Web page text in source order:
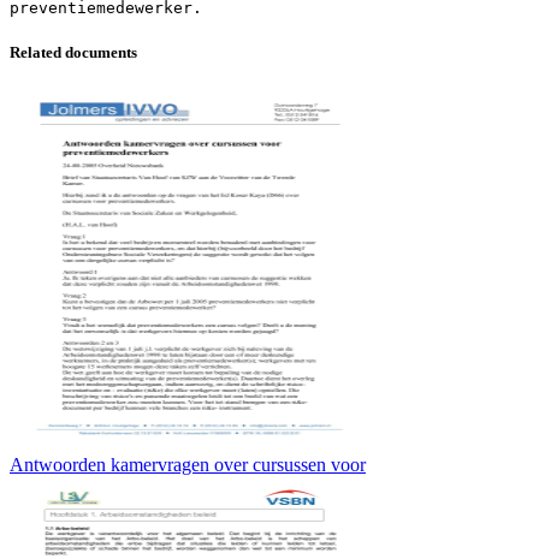
Related documents
Antwoorden kamervragen over cursussen voor